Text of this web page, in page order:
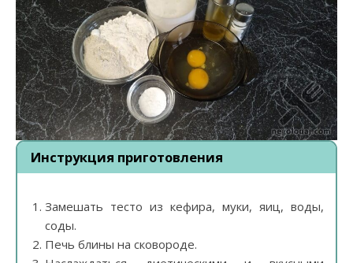
Инструкция приготовления
Замешать тесто из кефира, муки, яиц, воды,
соды.
Печь блины на сковороде.